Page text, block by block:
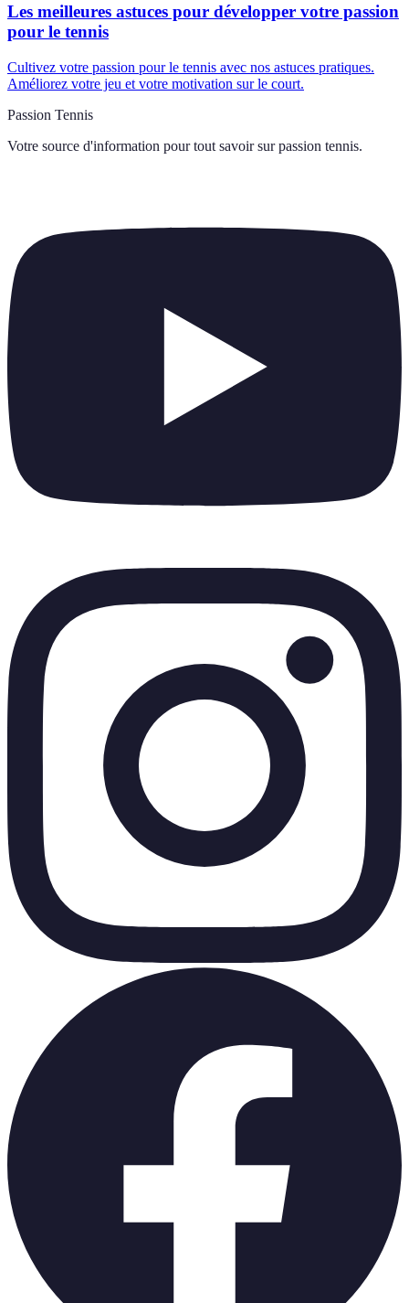
Les meilleures astuces pour développer votre passion
pour le tennis
Cultivez votre passion pour le tennis avec nos astuces pratiques.
Améliorez votre jeu et votre motivation sur le court.
Passion Tennis
Votre source d'information pour tout savoir sur passion tennis.